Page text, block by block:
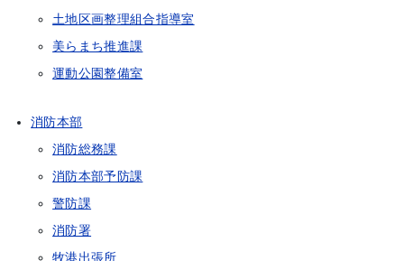
土地区画整理組合指導室
美らまち推進課
運動公園整備室
消防本部
消防総務課
消防本部予防課
警防課
消防署
牧港出張所